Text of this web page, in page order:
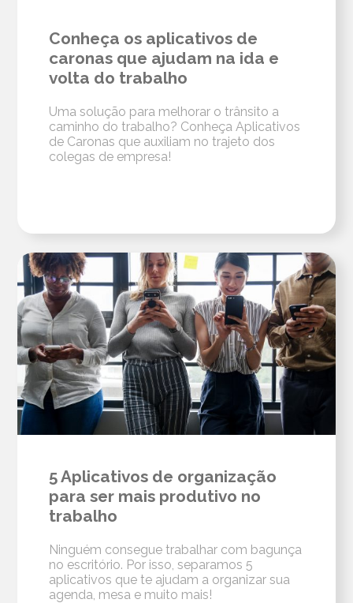
Conheça os aplicativos de
caronas que ajudam na ida e
volta do trabalho
Uma solução para melhorar o trânsito a
caminho do trabalho? Conheça Aplicativos
de Caronas que auxiliam no trajeto dos
colegas de empresa!
5 Aplicativos de organização
para ser mais produtivo no
trabalho
Ninguém consegue trabalhar com bagunça
no escritório. Por isso, separamos 5
aplicativos que te ajudam a organizar sua
agenda, mesa e muito mais!